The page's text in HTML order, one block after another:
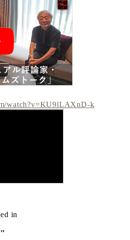
watch?v=KU9lLAXnD-k
in